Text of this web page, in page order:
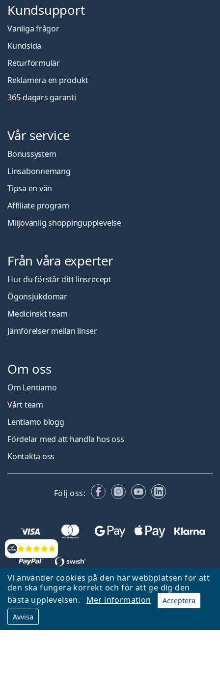
Vi använder cookies på den här webbplatsen för att
den ska fungera korrekt och för att ge dig den
bästa upplevelsen.
Mer information
Acceptera
Avvisa
Recensioner
Kundsupport
Vanliga frågor
Kundsida
Returformulär
Reklamera en produkt
365-dagars garanti
Vår service
Bonussystem
Linsabonnemang
Tipsa en vän
Affiliate program
Miljövänlig shoppingupplevelse
Från våra experter
Hur du förstår ditt linsrecept
Ögonsjukdomar
Medicinskt team
Jämförelser mellan linser
Om oss
Om Lentiamo
Vårt team
Lentiamo blogg
Fördelar med att handla hos oss
Kontakta oss
Följ oss: FacebookInstagram
YouTubeLinkedIn
Tillbaka till startsidan
Gå upp
Lentiamo.se ägs och drivs av Lentiamo s.r.o., Tjeckien